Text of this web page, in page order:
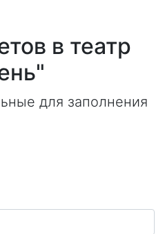
в театр
для заполнения